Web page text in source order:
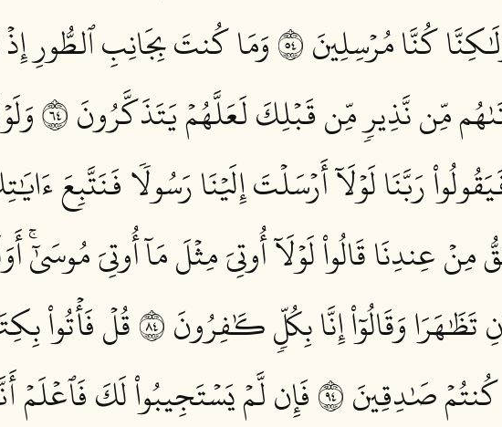
كُنَّا مُرۡسِلِينَ ٤٥
وَمَا كُنتَ بِجَانِبِ ٱلطُّورِ
مِّن نَّذِيرٖ مِّن قَبۡلِكَ لَعَلَّهُمۡ يَتَذَكَّرُونَ ٤٦
رَبَّنَا لَوۡلَآ أَرۡسَلۡتَ إِلَيۡنَا رَسُولٗا فَنَتَّبِعَ
مِنۡ عِندِنَا قَالُواْ لَوۡلَآ أُوتِيَ مِثۡلَ مَآ أُوتِيَ مُوسَىٰٓۚ
وَقَالُوٓاْ إِنَّا بِكُلّٖ كَٰفِرُونَ ٤٨
قُلۡ فَأۡتُواْ
صَٰدِقِينَ ٤٩
فَإِن لَّمۡ يَسۡتَجِيبُواْ لَكَ فَٱعۡلَمۡ